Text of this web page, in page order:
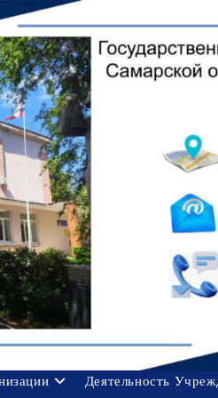
Деятельность